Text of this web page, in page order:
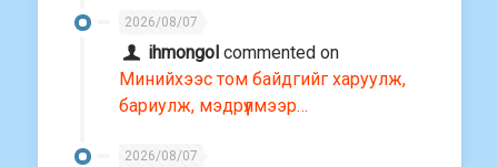
2026/08/07
ihmongol commented on
Минийхээс том байдгийг харуулж,
бариулж, мэдрүүлмээр…
2026/08/07